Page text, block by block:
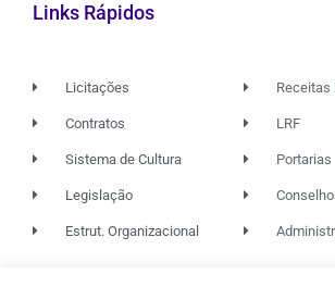
Links Rápidos
Licitações
Contratos
Sistema de Cultura
Legislação
Estrut. Organizacional
Receitas
LRF
Portarias